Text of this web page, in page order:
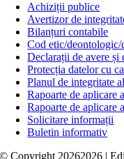
Achiziții publice
Avertizor de
Bilanțuri contabile
Cod etic/deontologic/
Declarații de avere și
Protecția datelor cu
Planul de integritate
Rapoarte de aplicare
Rapoarte de aplicare
Solicitare informații
Buletin informativ
© Copyright 20262026 |